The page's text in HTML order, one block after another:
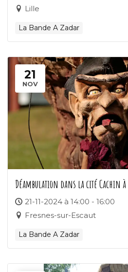
Lille
La Bande A Zadar
21
NOV
Déambulation dans la cité Cachin
21-11-2024 à 14:00 - 16:00
Fresnes-sur-Escaut
La Bande A Zadar